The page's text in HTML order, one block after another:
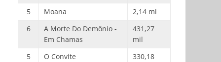
5
Moana
2,14 mi
6
A Morte Do Demônio -
Em Chamas
431,27
mil
5
O Convite
330,18